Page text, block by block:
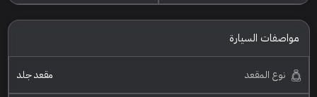
مواصفات السيارة
نوع المقعد مقعد جلد